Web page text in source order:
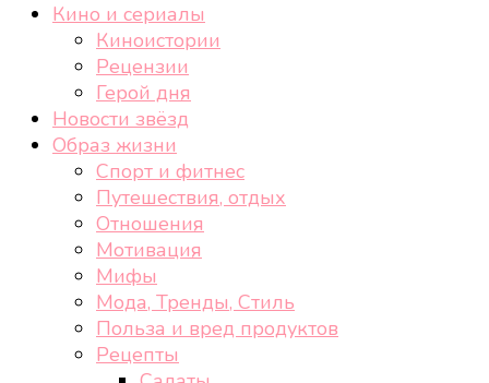
cheek-look.ru
Женский сайт о звездах и кино, а также трендах,
здоровом образе жизни, спорте, стиле, отдыхе и
Кино и сериалы
Киноистории
Рецензии
Герой дня
Новости звёзд
Образ жизни
Спорт и фитнес
Путешествия, отдых
Отношения
Мотивация
Мифы
Мода, Тренды, Стиль
Польза и вред продуктов
Рецепты